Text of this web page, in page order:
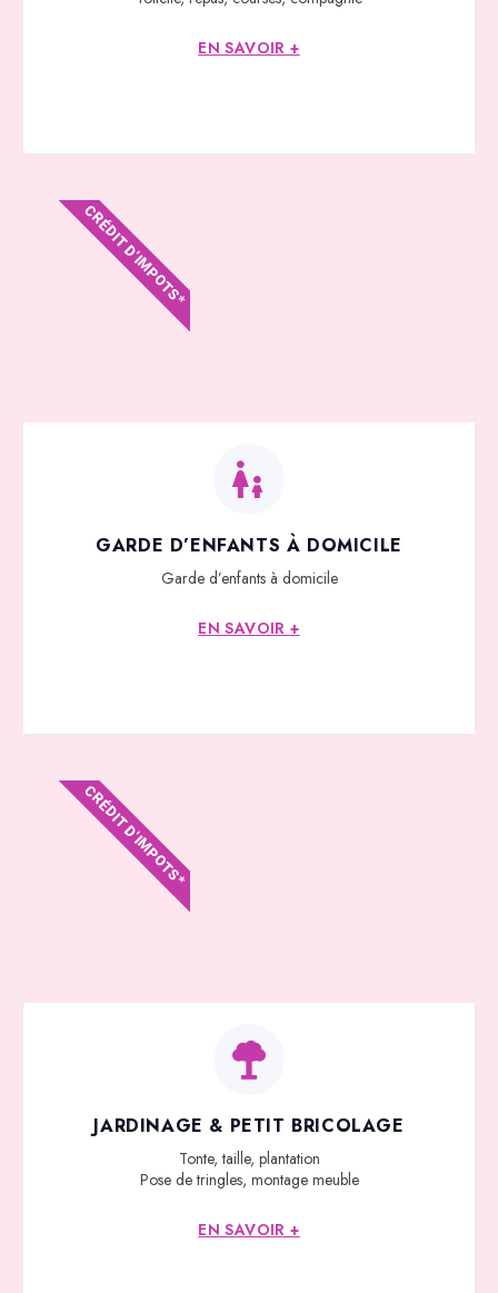
EN SAVOIR +
GARDE D’ENFANTS À DOMICILE
Garde d’enfants à domicile
EN SAVOIR +
CRÉDIT D'IMPOTS*
JARDINAGE & PETIT BRICOLAGE
Tonte, taille, plantation
Pose de tringles, montage meuble
EN SAVOIR +
CRÉDIT D'IMPOTS*